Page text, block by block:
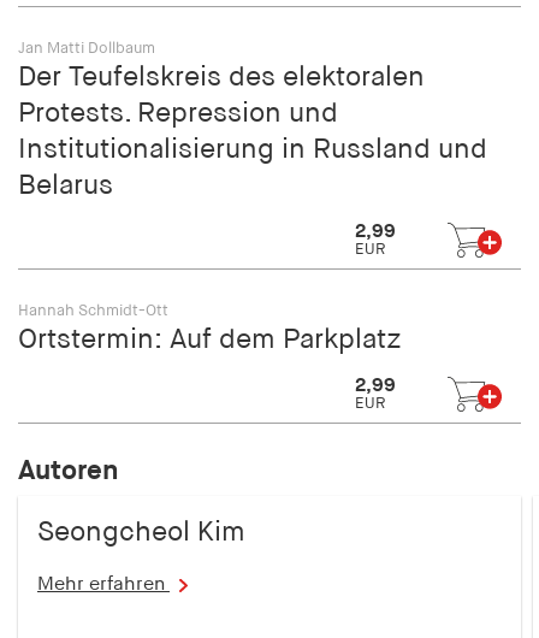
Jan Matti Dollbaum
Der Teufelskreis des elektoralen
Protests. Repression und
Institutionalisierung in Russland und
Belarus
2,99
EUR
Hannah Schmidt-Ott
Ortstermin: Auf dem Parkplatz
2,99
EUR
Autoren
Seongcheol Kim
Mehr erfahren